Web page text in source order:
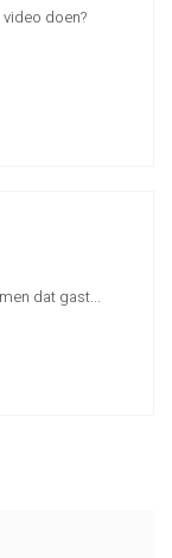
doen?
dat gast...